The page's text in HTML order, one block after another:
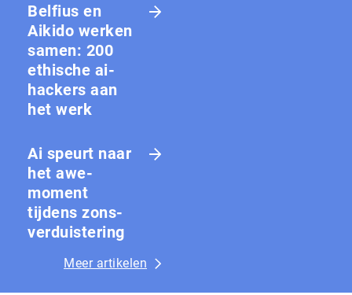
Belfius en
Aikido werken
samen: 200
ethische ai-
hackers aan
het werk
Ai speurt naar
het awe-
moment
tijdens zons­
ver­duis­te­ring
Meer artikelen